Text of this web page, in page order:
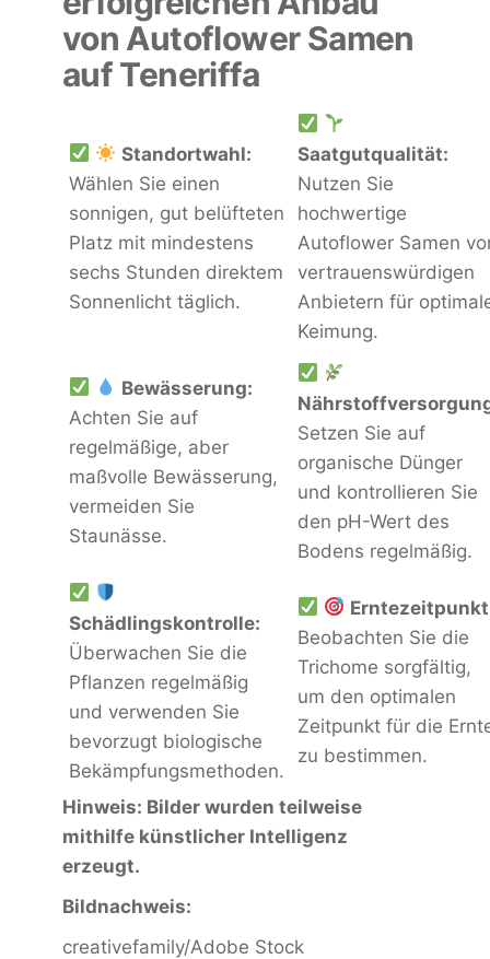
von Autoflower Samen
auf Teneriffa
Standortwahl:
Wählen Sie einen
sonnigen, gut belüfteten
Platz mit mindestens
sechs Stunden direktem
Sonnenlicht täglich.
Saatgutqualität:
Nutzen Sie
hochwertige
Autoflower Samen
vertrauenswürdigen
Anbietern für
Keimung.
Bewässerung:
Achten Sie auf
regelmäßige, aber
maßvolle Bewässerung,
vermeiden Sie
Staunässe.
Setzen Sie auf
organische Dünger
und kontrollieren Sie
den pH-Wert des
Bodens regelmäßig.
Schädlingskontrolle:
Überwachen Sie die
Pflanzen regelmäßig
und verwenden Sie
bevorzugt biologische
Bekämpfungsmethoden.
Beobachten Sie die
Trichome sorgfältig,
um den optimalen
Zeitpunkt für die
zu bestimmen.
Hinweis: Bilder wurden teilweise
mithilfe künstlicher Intelligenz
erzeugt.
Bildnachweis:
creativefamily/Adobe Stock